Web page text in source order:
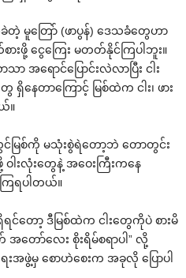
ခဲတဲ့ မူတြော် (ဖာပွန်) ဒေသခံတွေဟာ
ားဖို့ ငွေကြေး မတတ်နိုင်ကြပါဘူး။
အရောင်ပြောင်းလဲလာပြီး ငါး
နေတာကြောင့် မြစ်ထဲက ငါး၊ ဖား
။
စ်ကို မသုံးစွဲရဲတော့ဘဲ တောတွင်း
ါးလုံးတွေနဲ့ အဝေးကြီးကနေ
ြရပါတယ်။
င်တော့ ဒီမြစ်ထဲက ငါးတွေကိုပဲ စားမိ
တော်လေး စိုးရိမ်စရာပါ” လို့
ေးအဖွဲ့မှ စောဟဲစေးက အခုလို ပြောပါ